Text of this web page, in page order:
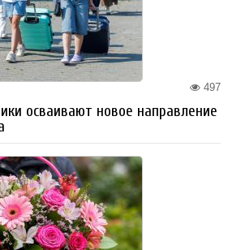
497
осваивают новое направление